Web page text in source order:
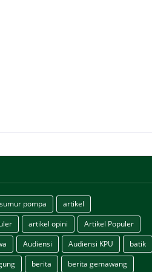
pompa
artikel
artikel opini
Artikel Populer
Audiensi Audiensi KPU
batik
berita berita gemawang